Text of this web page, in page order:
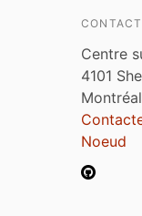
CONTACT
Centre
4101
Noeud